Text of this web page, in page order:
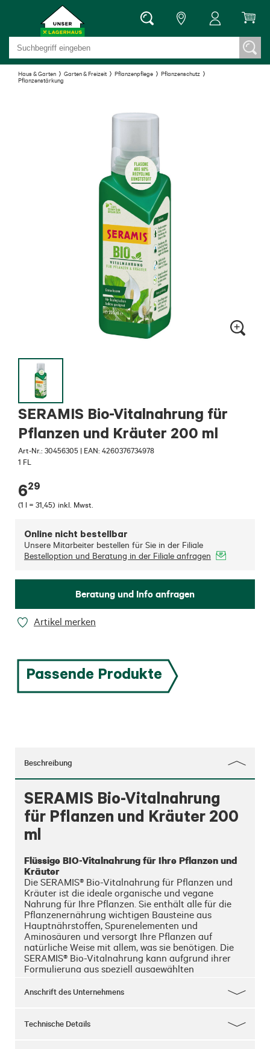
Haus & Garten Garten & Freizeit Pflanzenpflege
Pflanzenschutz
Pflanzenstärkung
SERAMIS Bio-Vitalnahrung für
Pflanzen und Kräuter 200 ml
Art-Nr.: 30456305 | EAN: 4260376734978
1 FL
629
(1 l = 31,45) inkl. Mwst.
Online nicht bestellbar
Unsere Mitarbeiter bestellen für Sie in der Filiale
Bestelloption und Beratung in der Filiale anfragen
Beratung und Info anfragen
Artikel merken
Passende Produkte
Beschreibung
SERAMIS Bio-Vitalnahrung
für Pflanzen und Kräuter 200
ml
Flüssige BIO-Vitalnahrung für Ihre Pflanzen und
Kräuter
Die SERAMIS® Bio-Vitalnahrung für Pflanzen und
Kräuter ist die ideale organische und vegane
Nahrung für Ihre Pflanzen. Sie enthält alle für die
Pflanzenernährung wichtigen Bausteine aus
Hauptnährstoffen, Spurenelementen und
Aminosäuren und versorgt Ihre Pflanzen auf
natürliche Weise mit allem, was sie benötigen. Die
SERAMIS® Bio-Vitalnahrung kann aufgrund ihrer
Formulierung aus speziell ausgewählten
Anbau von z.B. Küchenkräutern eingesetzt werden.
Gießwasser gegeben, erfolgt so eine regelmäßige
Anschrift des Unternehmens
Technische Details